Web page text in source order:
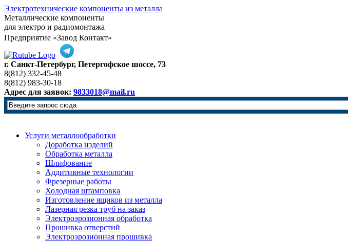
Электротехнические компоненты из металла
Металлические компоненты
для электро и радиомонтажа
Предприятие «Завод Контакт»
г. Санкт-Петербург, Петергофское шоссе, 73
8(812) 332-45-48
8(812) 983-30-18
Адрес для заявок: 9833018@mail.ru
Услуги металлообработки
Доработка изделий
Обработка металла
Шлифование
Аддитивные технологии
Фрезерные работы
Холодная штамповка
Изготовление ящиков из металла
Лазерная резка труб на заказ
Электроэрозионная обработка
Прошивка отверстий
Электроэрозионная прошивка